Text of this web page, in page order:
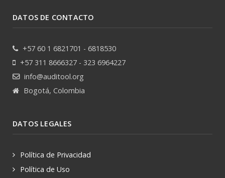
DATOS DE CONTACTO
+57 60 1 6821701 - 6818530
+57 311 8666327 - 323 6964227
info@auditool.org
Bogotá, Colombia
DATOS LEGALES
Política de Privacidad
Política de Uso